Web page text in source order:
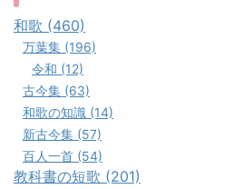
和歌 (460)
万葉集 (196)
令和 (12)
古今集 (63)
和歌の知識 (14)
新古今集 (57)
百人一首 (54)
教科書の短歌 (201)